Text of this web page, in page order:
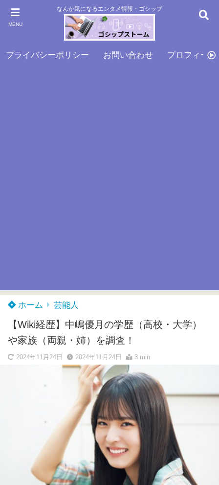
MENU
なんか気になるエンタメ情報・ゴシップ
プライバシーポリシー お問い合わせ プロフィール
ホーム 芸能人
【Wiki経歴】中嶋優月の学歴（高校・大学）
や家族（両親・姉）を調査！
2024年11月24日 2024年11月24日 3 min